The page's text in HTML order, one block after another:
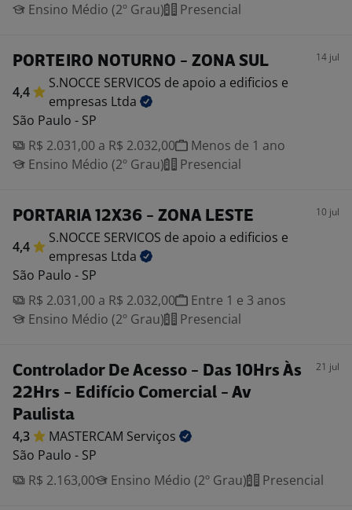
Ensino Médio (2º Grau)
Presencial
PORTEIRO NOTURNO - ZONA SUL 14 jul
4,4
S.NOCCE SERVICOS de apoio a edificios e
empresas Ltda
São Paulo - SP
R$ 2.031,00 a R$ 2.032,00
Menos de 1 ano
Ensino Médio (2º Grau)
Presencial
PORTARIA 12X36 - ZONA LESTE 10 jul
4,4
S.NOCCE SERVICOS de apoio a edificios e
empresas Ltda
São Paulo - SP
R$ 2.031,00 a R$ 2.032,00
Entre 1 e 3 anos
Ensino Médio (2º Grau)
Presencial
Controlador De Acesso - Das 10Hrs Às
22Hrs - Edifício Comercial - Av
Paulista
21 jul
4,3 MASTERCAM Serviços
São Paulo - SP
R$ 2.163,00
Ensino Médio (2º Grau) Presencial